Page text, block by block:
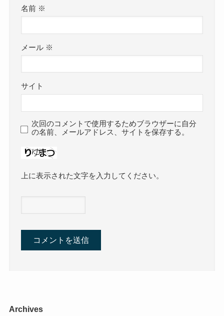
名前 ※
メール ※
サイト
次回のコメントで使用するためブラウザーに自分
の名前、メールアドレス、サイトを保存する。
上に表示された文字を入力してください。
Archives